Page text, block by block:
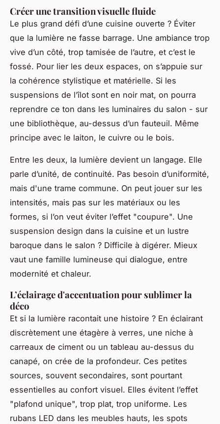
Créer une transition visuelle fluide
Le plus grand défi d’une cuisine ouverte ? Éviter
que la lumière ne fasse barrage. Une ambiance trop
vive d’un côté, trop tamisée de l’autre, et c’est le
fossé. Pour lier les deux espaces, on s’appuie sur
la cohérence stylistique et matérielle. Si les
suspensions de l’îlot sont en noir mat, on pourra
reprendre ce ton dans les luminaires du salon - sur
une bibliothèque, au-dessus d’un fauteuil. Même
principe avec le laiton, le cuivre ou le bois.
Entre les deux, la lumière devient un langage. Elle
parle d’unité, de continuité. Pas besoin d’uniformité,
mais d'une trame commune. On peut jouer sur les
intensités, mais pas sur les matériaux ou les
formes, si l’on veut éviter l’effet "coupure". Une
suspension design dans la cuisine et un lustre
baroque dans le salon ? Difficile à digérer. Mieux
vaut une famille lumineuse qui dialogue, entre
modernité et chaleur.
L’éclairage d'accentuation pour sublimer la
déco
Et si la lumière racontait une histoire ? En éclairant
discrètement une étagère à verres, une niche à
carreaux de ciment ou un tableau au-dessus du
canapé, on crée de la profondeur. Ces petites
sources, souvent secondaires, sont pourtant
essentielles au confort visuel. Elles évitent l’effet
"plafond unique", trop plat, trop uniforme. Les
rubans LED dans les meubles hauts, les spots